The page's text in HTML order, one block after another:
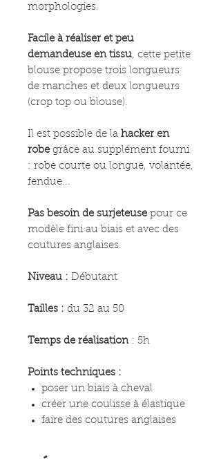
morphologies.
Facile à réaliser et peu
demandeuse en tissu, cette petite
blouse propose trois longueurs
de manches et deux longueurs
(crop top ou blouse).
Il est possible de la hacker en
robe grâce au supplément fourni
: robe courte ou longue, volantée,
fendue...
Pas besoin de surjeteuse pour ce
modèle fini au biais et avec des
coutures anglaises.
Niveau : Débutant
Tailles : du 32 au 50
Temps de réalisation: 5h
Points techniques :
poser un biais à cheval
créer une coulisse à élastique
faire des coutures anglaises